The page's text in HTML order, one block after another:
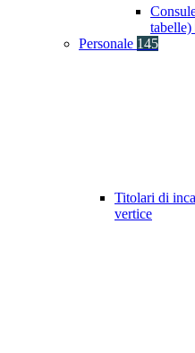
tabelle)
Personale 145
Titolari di
vertice